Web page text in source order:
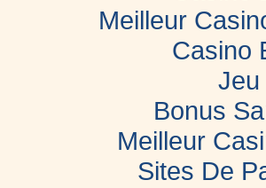
Meilleur
Casino
Jeu
Bonus
Meilleur
Sites De